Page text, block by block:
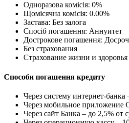
Одноразова комісія: 0%
Щомісячна комісія: 0.00%
Застава: Без залога
Спосіб погашення: Aннуитет
Дострокове погашення:
Без страхования
Страхование жизни и здоровья
Способи погашення кредиту
Через систему интернет-банка
Через мобильное приложение
Через сайт Банка – до 2,5% от